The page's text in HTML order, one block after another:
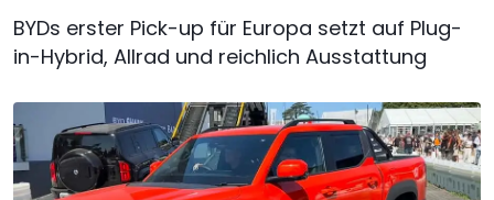
BYDs erster Pick-up für Europa setzt auf Plug-
in-Hybrid, Allrad und reichlich Ausstattung